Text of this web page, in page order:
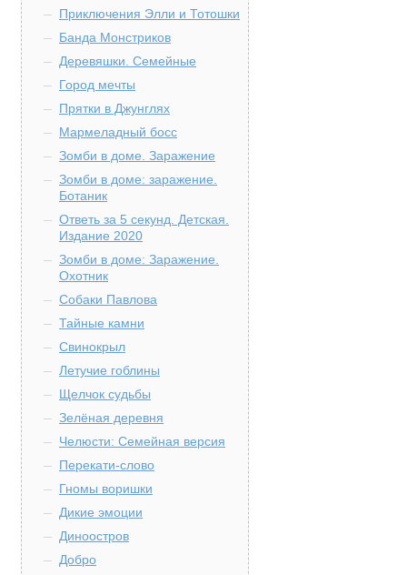
Приключения Элли и Тотошки
Банда Монстриков
Деревяшки. Семейные
Город мечты
Прятки в Джунглях
Мармеладный босс
Зомби в доме. Заражение
Зомби в доме: заражение.
Ботаник
Ответь за 5 секунд. Детская.
Издание 2020
Зомби в доме: Заражение.
Охотник
Собаки Павлова
Тайные камни
Свинокрыл
Летучие гоблины
Щелчок судьбы
Зелёная деревня
Челюсти: Семейная версия
Перекати-слово
Гномы воришки
Дикие эмоции
Диноостров
Добро